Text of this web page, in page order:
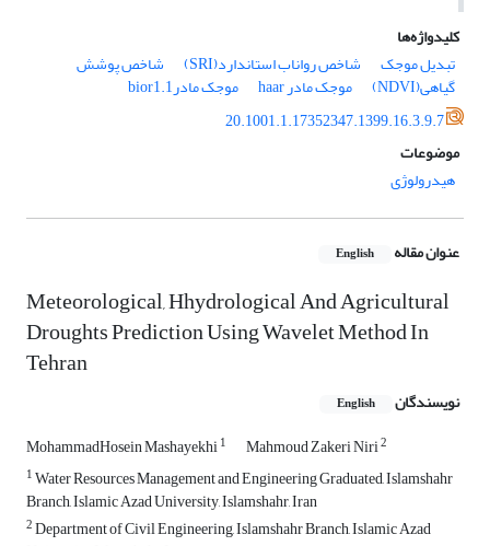
کلیدواژه‌ها
تبدیل موجک
شاخص رواناب استاندارد(SRI) شاخص پوشش
گیاهی(NDVI) موجک مادر haar
موجک مادرbior1.1
20.1001.1.17352347.1399.16.3.9.7
موضوعات
هیدرولوژی
عنوان مقاله English
Meteorological, Hhydrological And Agricultural
Droughts Prediction Using Wavelet Method In
Tehran
نویسندگان English
MohammadHosein Mashayekhi1 Mahmoud Zakeri Niri2
1Water Resources Management and Engineering Graduated, Islamshahr
Branch, Islamic Azad University, Islamshahr, Iran
2Department of Civil Engineering, Islamshahr Branch, Islamic Azad